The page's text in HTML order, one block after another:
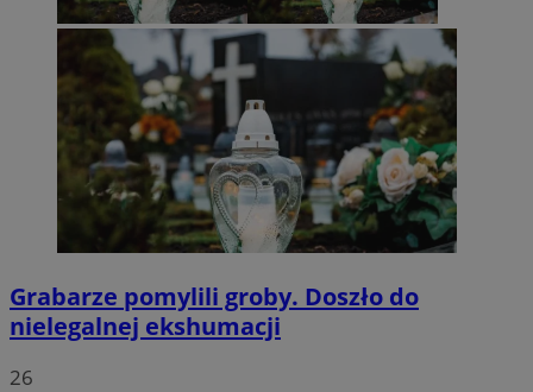
Grabarze pomylili groby. Doszło do
nielegalnej ekshumacji
26